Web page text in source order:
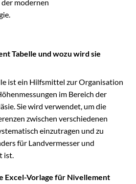
modernen
Tabelle und wozu wird sie
ist ein Hilfsmittel zur Organisation
im Bereich der
Sie wird verwendet, um die
zwischen verschiedenen
einzutragen und zu
für Landvermesser und
ist.
Excel-Vorlage für Nivellement